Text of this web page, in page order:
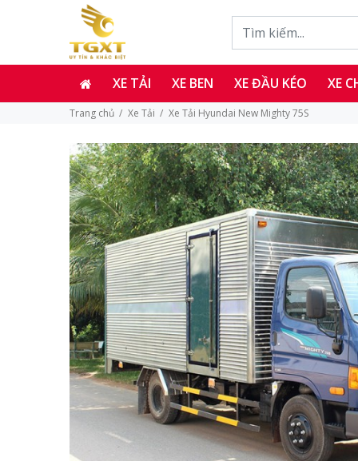
XE TẢI XE BEN XE ĐẦU KÉO XE
Trang chủ Xe Tải Xe Tải Hyundai New Mighty 75S